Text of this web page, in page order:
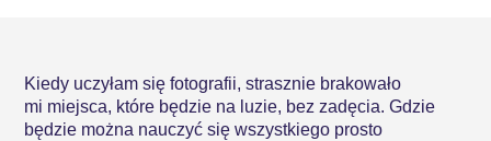
Kiedy uczyłam się fotografii, strasznie brakowało
mi miejsca, które będzie na luzie, bez zadęcia. Gdzie
będzie można nauczyć się wszystkiego prosto